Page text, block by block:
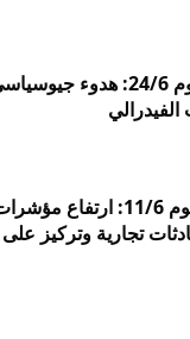
ملخص الأسواق: ماحدث بالأمس
ملخص الأسواق: ماحدث بالأمس وما
تجارية وتركيز على